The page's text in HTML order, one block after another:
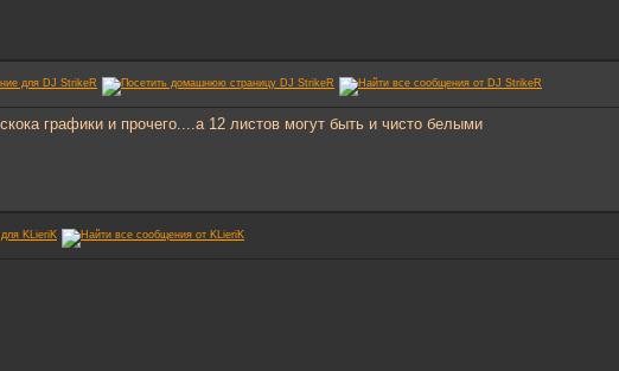
графики и прочего....а 12 листов могут быть и чисто белыми